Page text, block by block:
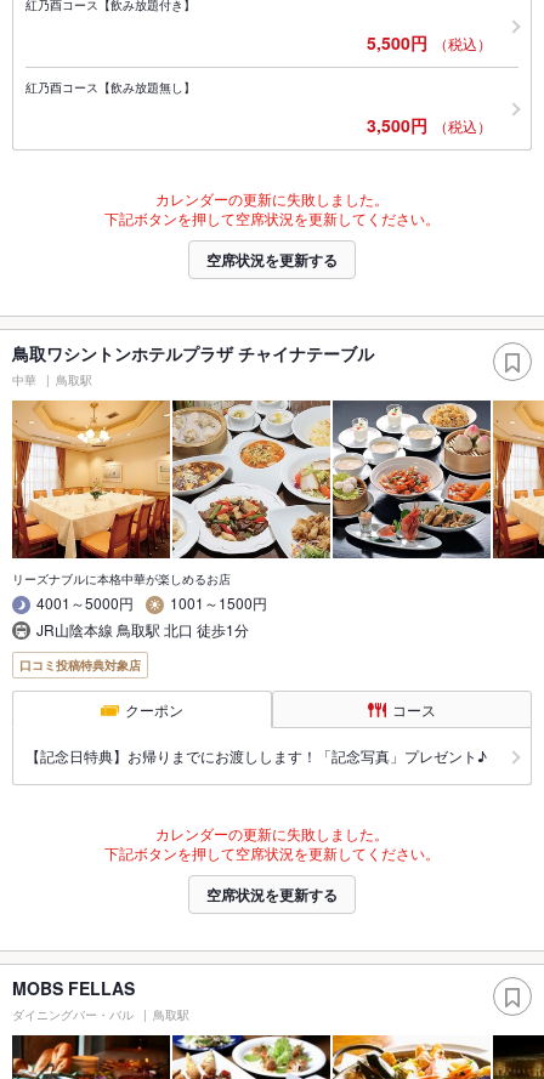
紅乃酉コース【飲み放題付き】
5,500円 （税込）
紅乃酉コース【飲み放題無し】
3,500円 （税込）
カレンダーの更新に失敗しました。
下記ボタンを押して空席状況を更新してください。
空席状況を更新する
鳥取ワシントンホテルプラザ チャイナテーブル
中華 鳥取駅
リーズナブルに本格中華が楽しめるお店
4001～5000円
1001～1500円
JR山陰本線 鳥取駅 北口 徒歩1分
口コミ投稿特典対象店
クーポン コース
【記念日特典】お帰りまでにお渡しします！「記念写真」プレゼント♪
カレンダーの更新に失敗しました。
下記ボタンを押して空席状況を更新してください。
空席状況を更新する
MOBS FELLAS
ダイニングバー・バル 鳥取駅